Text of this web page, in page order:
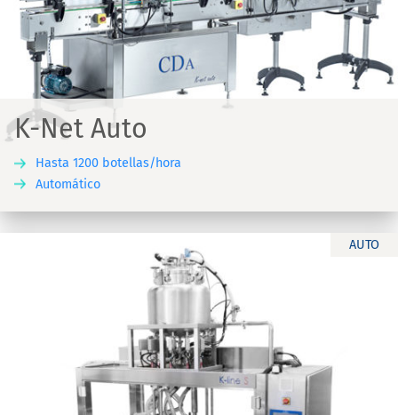
K-Net Auto
Hasta 1200 botellas/hora
Automático
AUTO